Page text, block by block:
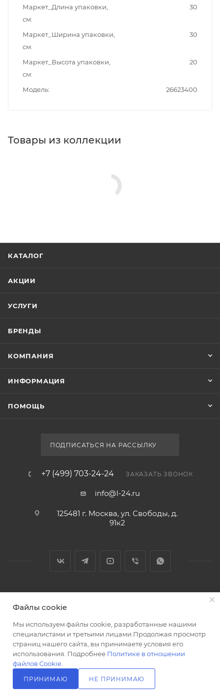
В КОРЗИНУ
Маркет_Длина упаковки,
см
30
Маркет_Ширина упаковки,
см
30
Маркет_Высота упаковки,
см
20
Модель 26623400
Товары из коллекции
КАТАЛОГ
АКЦИИ
УСЛУГИ
БРЕНДЫ
КОМПАНИЯ
ИНФОРМАЦИЯ
ПОМОЩЬ
ПОДПИСАТЬСЯ НА РАССЫЛКУ
+7 (499) 703-24-24 ЗАКАЗАТЬ ЗВОНОК
info@l-24.ru
125481 г. Москва, ул. Свободы, д.
91к2
Разработка сайта
Файлы cookie
Мы используем файлы cookie, разработанные нашими
специалистами и третьими лицами.Продолжая просмотр
страниц нашего сайта, вы принимаете условия его
использования. Подробнее Политике в отношении
файлов Cookie
ПРИНИМАЮ НЕ ПРИНИМАЮ